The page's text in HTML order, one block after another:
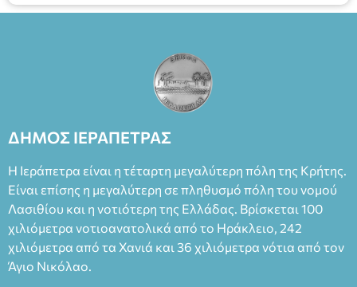
ΔΗΜΟΣ ΙΕΡΑΠΕΤΡΑΣ
Η Ιεράπετρα είναι η τέταρτη μεγαλύτερη πόλη της Κρήτης.
Είναι επίσης η μεγαλύτερη σε πληθυσμό πόλη του νομού
Λασιθίου και η νοτιότερη της Ελλάδας. Βρίσκεται 100
χιλιόμετρα νοτιοανατολικά από το Ηράκλειο, 242
χιλιόμετρα από τα Χανιά και 36 χιλιόμετρα νότια από τον
Άγιο Νικόλαο.